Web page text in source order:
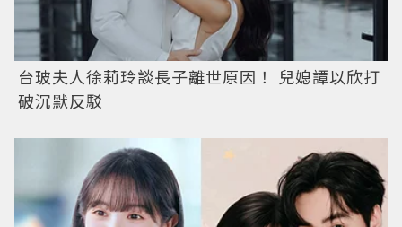
台玻夫人徐莉玲談長子離世原因！ 兒媳譚以欣打
破沉默反駁